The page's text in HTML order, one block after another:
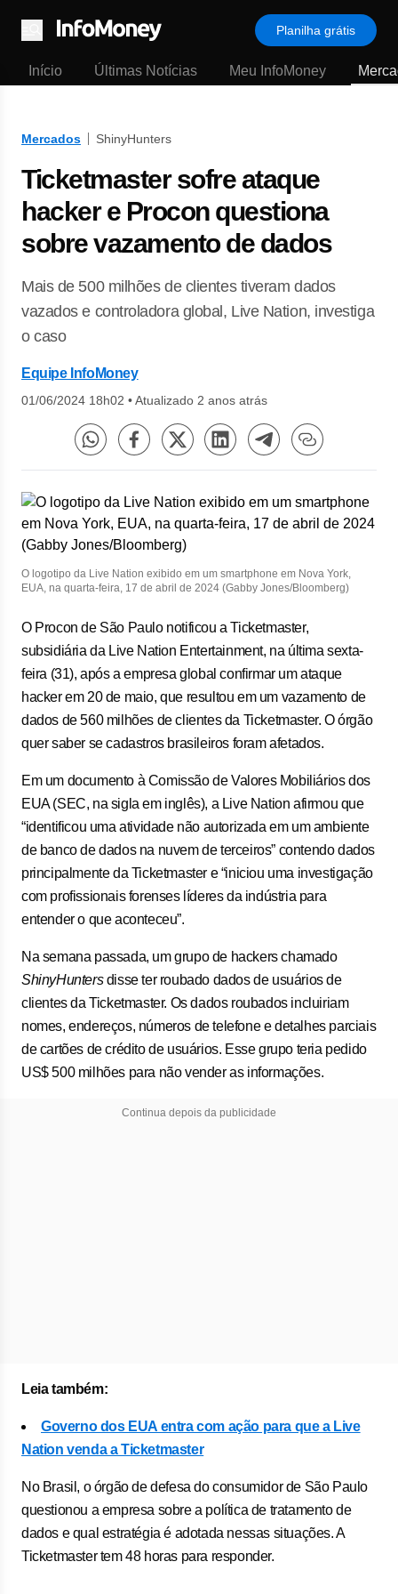
Menu
Planilha grátis
Início Últimas Notícias Meu InfoMoney
Mercados ShinyHunters
Ticketmaster sofre ataque
hacker e Procon questiona
sobre vazamento de dados
Mais de 500 milhões de clientes tiveram dados
vazados e controladora global, Live Nation, investiga
o caso
Equipe InfoMoney
01/06/2024 18h02 •Atualizado 2 anos atrás
O logotipo da Live Nation exibido em um smartphone em Nova York,
EUA, na quarta-feira, 17 de abril de 2024 (Gabby Jones/Bloomberg)
O Procon de São Paulo notificou a Ticketmaster,
subsidiária da Live Nation Entertainment, na última sexta-
feira (31), após a empresa global confirmar um ataque
hacker em 20 de maio, que resultou em um vazamento de
dados de 560 milhões de clientes da Ticketmaster. O órgão
quer saber se cadastros brasileiros foram afetados.
Em um documento à Comissão de Valores Mobiliários dos
EUA (SEC, na sigla em inglês), a Live Nation afirmou que
“identificou uma atividade não autorizada em um ambiente
de banco de dados na nuvem de terceiros” contendo dados
principalmente da Ticketmaster e “iniciou uma investigação
com profissionais forenses líderes da indústria para
entender o que aconteceu”.
Na semana passada, um grupo de hackers chamado
ShinyHuntersdisse ter roubado dados de usuários de
clientes da Ticketmaster. Os dados roubados incluiriam
nomes, endereços, números de telefone e detalhes parciais
de cartões de crédito de usuários. Esse grupo teria pedido
US$ 500 milhões para não vender as informações.
Continua depois da publicidade
Leia também:
Governo dos EUA entra com ação para que a Live
Nation venda a Ticketmaster
No Brasil, o órgão de defesa do consumidor de São Paulo
questionou a empresa sobre a política de tratamento de
dados e qual estratégia é adotada nessas situações. A
Ticketmaster tem 48 horas para responder.